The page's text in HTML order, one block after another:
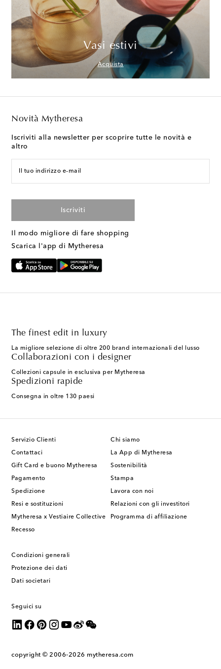
Vasi estivi
Acquista
Novità Mytheresa
Iscriviti alla newsletter per scoprire tutte le novità e
altro
Il tuo indirizzo e-mail
Iscriviti
Il modo migliore di fare shopping
Scarica l'app di Mytheresa
The finest edit in luxury
La migliore selezione di oltre 200 brand internazionali del lusso
Collaborazioni con i designer
Collezioni capsule in esclusiva per Mytheresa
Spedizioni rapide
Consegna in oltre 130 paesi
Servizio Clienti
Contattaci
Gift Card e buono Mytheresa
Pagamento
Spedizione
Resi e sostituzioni
Mytheresa x Vestiaire Collective
Recesso
Chi siamo
La App di Mytheresa
Sostenibilità
Stampa
Lavora con noi
Relazioni con gli investitori
Programma di affiliazione
Condizioni generali
Protezione dei dati
Dati societari
Seguici su
copyright © 2006-2026 mytheresa.com